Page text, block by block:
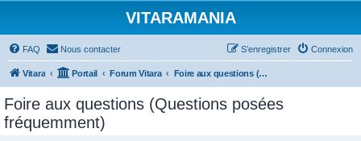
VITARAMANIA
FAQ Nous contacter Connexion
S’enregistrer
Vitara Portail Forum Vitara Foire aux questions (Questions posées fréquemment)
Foire aux questions (Questions posées
fréquemment)